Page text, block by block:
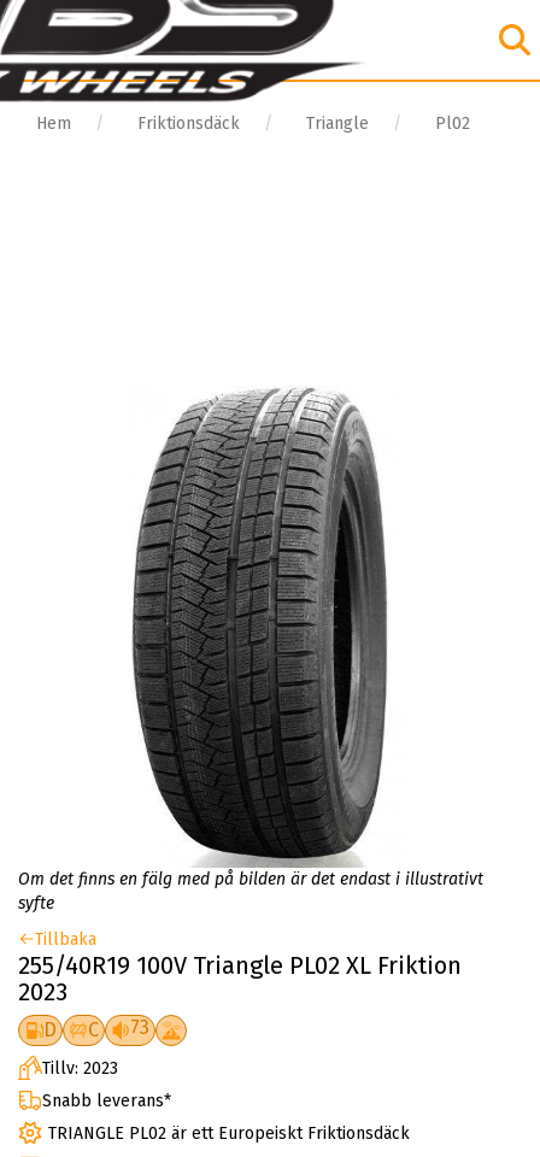
Hem Friktionsdäck Triangle Pl02
Om det finns en fälg med på bilden är det endast i illustrativt
syfte
Tillbaka
255/40R19 100V Triangle PL02 XL Friktion
2023
D C 73
Tillv: 2023
Snabb leverans*
TRIANGLE PL02 är ett Europeiskt Friktionsdäck